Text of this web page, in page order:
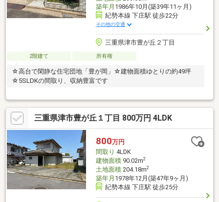
築年月 1986年10月(築39年11ヶ月)
紀勢本線 下庄駅 徒歩22分
その他の交通
三重県津市豊が丘２丁目
2階建て 所有権
☆高台で閑静な住宅団地「豊が岡」☆建物面積ゆとりの約49坪
☆5SLDKの間取り、収納豊富です
三重県津市豊が丘１丁目 800万円 4LDK
800万円
間取り 4LDK
建物面積90.02m2
土地面積204.18m2
築年月 1978年12月(築47年9ヶ月)
紀勢本線 下庄駅 徒歩25分